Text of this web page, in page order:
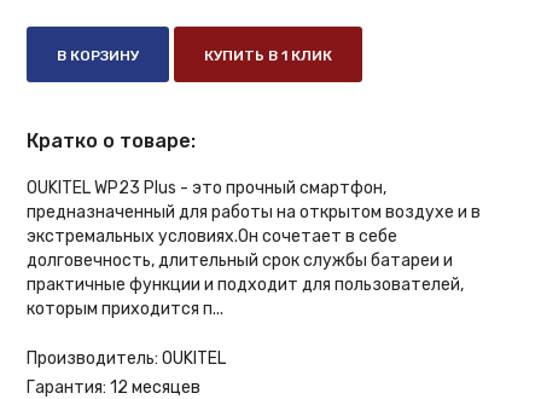
В КОРЗИНУ КУПИТЬ В 1 КЛИК
Кратко о товаре:
OUKITEL WP23 Plus - это прочный смартфон,
предназначенный для работы на открытом воздухе и в
экстремальных условиях.Он сочетает в себе
долговечность, длительный срок службы батареи и
практичные функции и подходит для пользователей,
которым приходится п...
Производитель: OUKITEL
Гарантия: 12 месяцев